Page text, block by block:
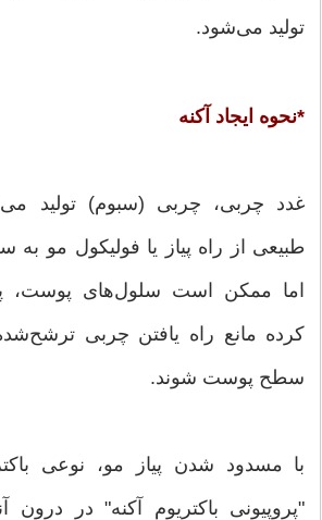
تولید مى‌شود.
*نحوه ایجاد آکنه
غدد چربى، چربى (سبوم) تولید
طبیعی از راه پیاز یا فولیکول مو
اما ممکن است سلول‌هاى پوست،
کرده مانع راه یافتن چربى
سطح پوست شوند.
با مسدود شدن پیاز مو، نوعى
"پروپیونى باکتریوم آکنه" در